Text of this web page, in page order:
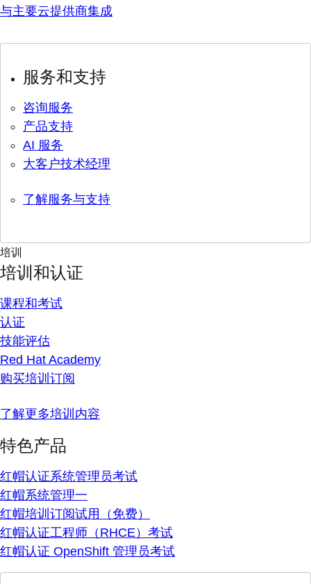
与主要云提供商集成
服务和支持
咨询服务
产品支持
AI 服务
大客户技术经理
了解服务与支持
培训
培训和认证
课程和考试
认证
技能评估
Red Hat Academy
购买培训订阅
了解更多培训内容
特色产品
红帽认证系统管理员考试
红帽系统管理一
红帽培训订阅试用（免费）
红帽认证工程师（RHCE）考试
红帽认证 OpenShift 管理员考试